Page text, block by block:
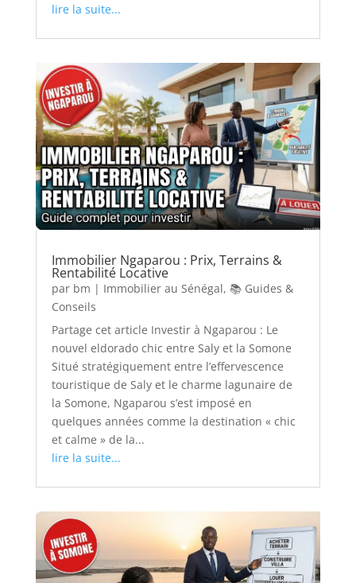
lire la suite...
Immobilier Ngaparou : Prix, Terrains &
Rentabilité Locative
par bm | Immobilier au Sénégal, 📚 Guides &
Conseils
Partage cet article Investir à Ngaparou : Le
nouvel eldorado chic entre Saly et la Somone
Situé stratégiquement entre l’effervescence
touristique de Saly et le charme lagunaire de
la Somone, Ngaparou s’est imposé en
quelques années comme la destination « chic
et calme » de la...
lire la suite...